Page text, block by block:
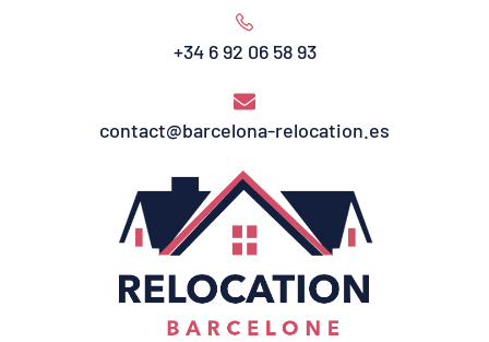
+34 6 92 06 58 93
contact@barcelona-relocation.es